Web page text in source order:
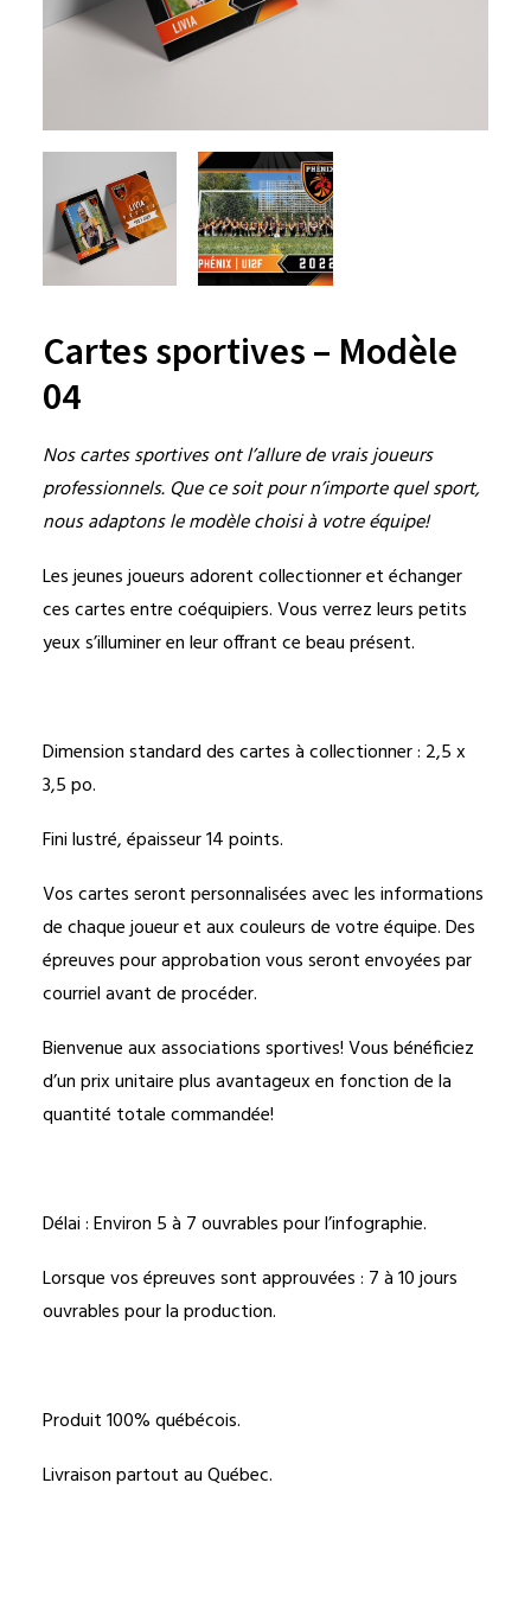
Cartes sportives – Modèle
04
Nos cartes sportives ont l’allure de vrais joueurs
professionnels. Que ce soit pour n’importe quel sport,
nous adaptons le modèle choisi à votre équipe!
Les jeunes joueurs adorent collectionner et échanger
ces cartes entre coéquipiers. Vous verrez leurs petits
yeux s’illuminer en leur offrant ce beau présent.
Dimension standard des cartes à collectionner : 2,5 x
3,5 po.
Fini lustré, épaisseur 14 points.
Vos cartes seront personnalisées avec les informations
de chaque joueur et aux couleurs de votre équipe. Des
épreuves pour approbation vous seront envoyées par
courriel avant de procéder.
Bienvenue aux associations sportives! Vous bénéficiez
d’un prix unitaire plus avantageux en fonction de la
quantité totale commandée!
Délai : Environ 5 à 7 ouvrables pour l’infographie.
Lorsque vos épreuves sont approuvées : 7 à 10 jours
ouvrables pour la production.
Produit 100% québécois.
Livraison partout au Québec.